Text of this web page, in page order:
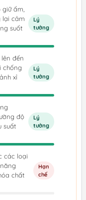
ấm,
lại cảm
suốt
Lý
tưởng
đến
chống
xỉ
Lý
tưởng
độ
suất
Lý
tưởng
các loại
chất
Hạn
chế